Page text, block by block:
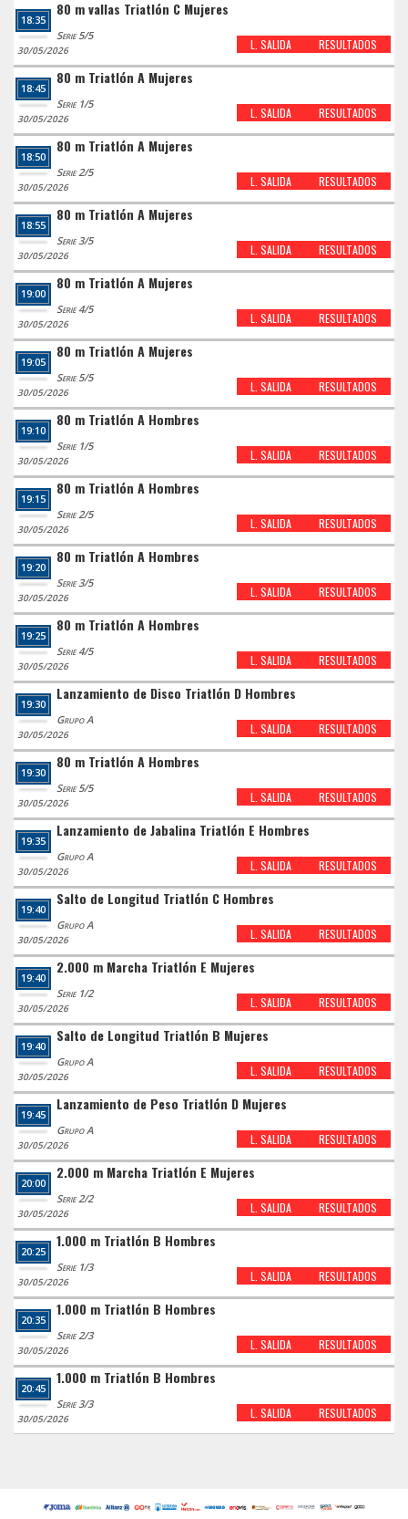
18:35
80 m vallas Triatlón C Mujeres
Serie 5/5
L. SALIDA RESULTADOS
30/05/2026
18:45
80 m Triatlón A Mujeres
Serie 1/5
L. SALIDA RESULTADOS
30/05/2026
18:50
80 m Triatlón A Mujeres
Serie 2/5
L. SALIDA RESULTADOS
30/05/2026
18:55
80 m Triatlón A Mujeres
Serie 3/5
L. SALIDA RESULTADOS
30/05/2026
19:00
80 m Triatlón A Mujeres
Serie 4/5
L. SALIDA RESULTADOS
30/05/2026
19:05
80 m Triatlón A Mujeres
Serie 5/5
L. SALIDA RESULTADOS
30/05/2026
19:10
80 m Triatlón A Hombres
Serie 1/5
L. SALIDA RESULTADOS
30/05/2026
19:15
80 m Triatlón A Hombres
Serie 2/5
L. SALIDA RESULTADOS
30/05/2026
19:20
80 m Triatlón A Hombres
Serie 3/5
L. SALIDA RESULTADOS
30/05/2026
19:25
80 m Triatlón A Hombres
Serie 4/5
L. SALIDA RESULTADOS
30/05/2026
19:30
Lanzamiento de Disco Triatlón D Hombres
Grupo A
L. SALIDA RESULTADOS
30/05/2026
19:30
80 m Triatlón A Hombres
Serie 5/5
L. SALIDA RESULTADOS
30/05/2026
19:35
Lanzamiento de Jabalina Triatlón E Hombres
Grupo A
L. SALIDA RESULTADOS
30/05/2026
19:40
Salto de Longitud Triatlón C Hombres
Grupo A
L. SALIDA RESULTADOS
30/05/2026
19:40
2.000 m Marcha Triatlón E Mujeres
Serie 1/2
L. SALIDA RESULTADOS
30/05/2026
19:40
Salto de Longitud Triatlón B Mujeres
Grupo A
L. SALIDA RESULTADOS
30/05/2026
19:45
Lanzamiento de Peso Triatlón D Mujeres
Grupo A
L. SALIDA RESULTADOS
30/05/2026
20:00
2.000 m Marcha Triatlón E Mujeres
Serie 2/2
L. SALIDA RESULTADOS
30/05/2026
20:25
1.000 m Triatlón B Hombres
Serie 1/3
L. SALIDA RESULTADOS
30/05/2026
20:35
1.000 m Triatlón B Hombres
Serie 2/3
L. SALIDA RESULTADOS
30/05/2026
20:45
1.000 m Triatlón B Hombres
Serie 3/3
L. SALIDA RESULTADOS
30/05/2026